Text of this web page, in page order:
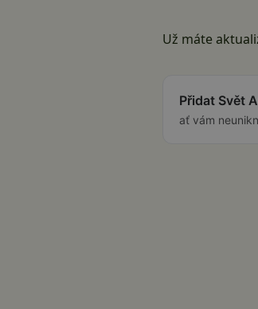
Už máte
Přidat Svět
ať vám